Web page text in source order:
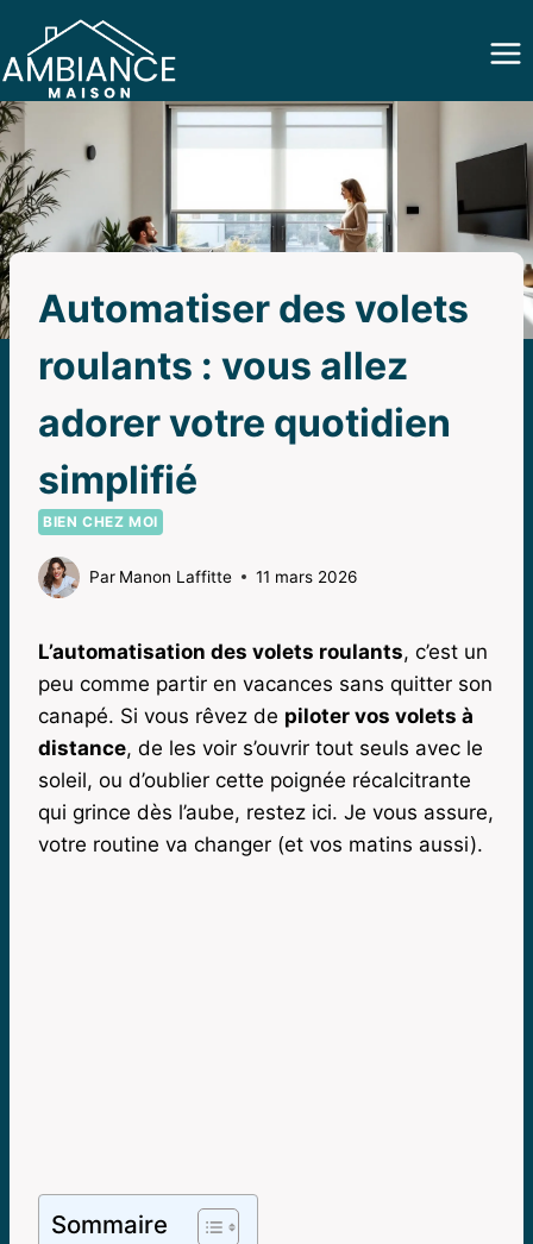
contenu
Automatiser des volets
roulants : vous allez
adorer votre quotidien
simplifié
BIEN CHEZ MOI
Par Manon Laffitte 11 mars 2026
L’automatisation des volets roulants, c’est un
peu comme partir en vacances sans quitter son
canapé. Si vous rêvez de piloter vos volets à
distance, de les voir s’ouvrir tout seuls avec le
soleil, ou d’oublier cette poignée récalcitrante
qui grince dès l’aube, restez ici. Je vous assure,
votre routine va changer (et vos matins aussi).
Sommaire